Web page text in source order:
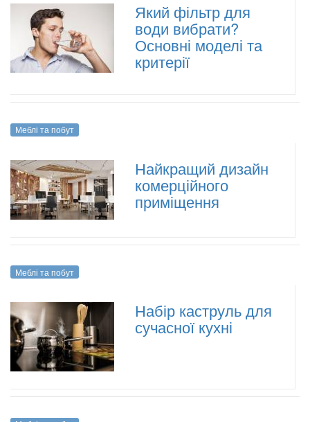
Який фільтр для
води вибрати?
Основні моделі та
критерії
Меблі та побут
Найкращий дизайн
комерційного
приміщення
Меблі та побут
Набір каструль для
сучасної кухні